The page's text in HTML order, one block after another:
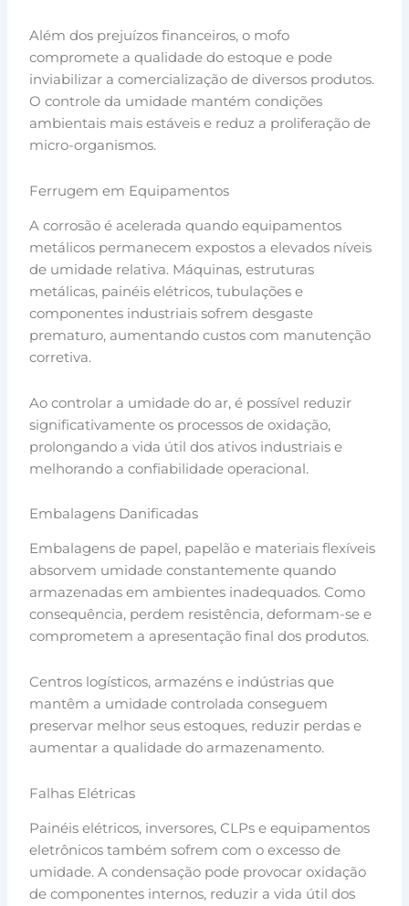
Além dos prejuízos financeiros, o mofo
compromete a qualidade do estoque e pode
inviabilizar a comercialização de diversos produtos.
O controle da umidade mantém condições
ambientais mais estáveis e reduz a proliferação de
micro-organismos.
Ferrugem em Equipamentos
A corrosão é acelerada quando equipamentos
metálicos permanecem expostos a elevados níveis
de umidade relativa. Máquinas, estruturas
metálicas, painéis elétricos, tubulações e
componentes industriais sofrem desgaste
prematuro, aumentando custos com manutenção
corretiva.
Ao controlar a umidade do ar, é possível reduzir
significativamente os processos de oxidação,
prolongando a vida útil dos ativos industriais e
melhorando a confiabilidade operacional.
Embalagens Danificadas
Embalagens de papel, papelão e materiais flexíveis
absorvem umidade constantemente quando
armazenadas em ambientes inadequados. Como
consequência, perdem resistência, deformam-se e
comprometem a apresentação final dos produtos.
Centros logísticos, armazéns e indústrias que
mantêm a umidade controlada conseguem
preservar melhor seus estoques, reduzir perdas e
aumentar a qualidade do armazenamento.
Falhas Elétricas
Painéis elétricos, inversores, CLPs e equipamentos
eletrônicos também sofrem com o excesso de
umidade. A condensação pode provocar oxidação
de componentes internos, reduzir a vida útil dos